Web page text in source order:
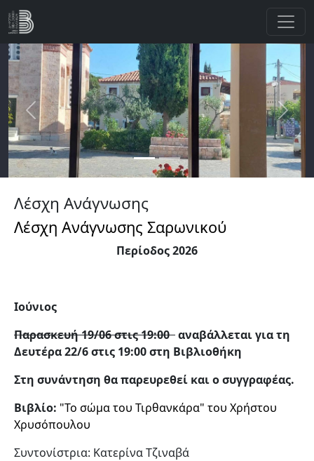
Παράκαμψη προς το κυρίως περιεχόμενο
Previous Next
Λέσχη Ανάγνωσης
Λέσχη Ανάγνωσης Σαρωνικού
Περίοδος 2026
Ιούνιος
Παρασκευή 19/06 στις 19:00αναβάλλεται για τη
Δευτέρα 22/6 στις 19:00 στη Βιβλιοθήκη
Στη συνάντηση θα παρευρεθεί και ο συγγραφέας.
Βιβλίο: "Το σώμα του Τιρθανκάρα" του Χρήστου
Χρυσόπουλου
Συντονίστρια: Κατερίνα Τζιναβά